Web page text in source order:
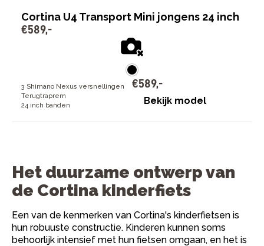
Cortina U4 Transport Mini jongens 24 inch
€589,-
3 Shimano Nexus versnellingen
Terugtraprem
24 inch banden
€589,-
Bekijk model
Het duurzame ontwerp van
de Cortina kinderfiets
Een van de kenmerken van Cortina's kinderfietsen is
hun robuuste constructie. Kinderen kunnen soms
behoorlijk intensief met hun fietsen omgaan, en het is